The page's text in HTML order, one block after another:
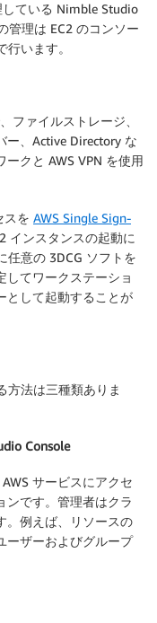
している Nimble Studio
管理は EC2 のコンソー
います。
ファイルストレージ、
ー、Active Directory な
クと AWS VPN を使用
スを AWS Single Sign-
インスタンスの起動に
任意の 3DCG ソフトを
してワークステーショ
として起動することが
方法は三種類ありま
Console
サービスにアクセ
ンです。管理者はクラ
。例えば、リソースの
ーザーおよびグループ